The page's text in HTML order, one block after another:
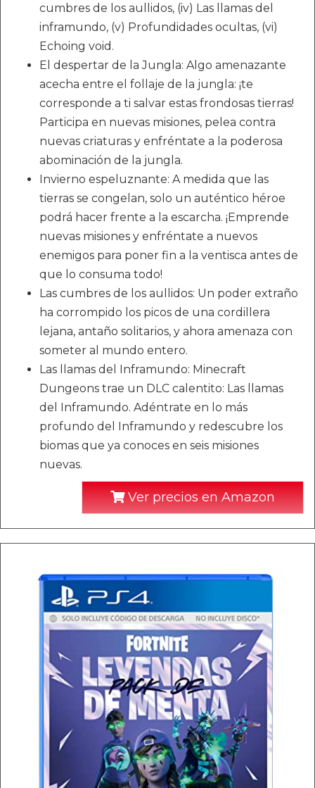
cumbres de los aullidos, (iv) Las llamas del
inframundo, (v) Profundidades ocultas, (vi)
Echoing void.
El despertar de la Jungla: Algo amenazante
acecha entre el follaje de la jungla: ¡te
corresponde a ti salvar estas frondosas tierras!
Participa en nuevas misiones, pelea contra
nuevas criaturas y enfréntate a la poderosa
abominación de la jungla.
Invierno espeluznante: A medida que las
tierras se congelan, solo un auténtico héroe
podrá hacer frente a la escarcha. ¡Emprende
nuevas misiones y enfréntate a nuevos
enemigos para poner fin a la ventisca antes de
que lo consuma todo!
Las cumbres de los aullidos: Un poder extraño
ha corrompido los picos de una cordillera
lejana, antaño solitarios, y ahora amenaza con
someter al mundo entero.
Las llamas del Inframundo: Minecraft
Dungeons trae un DLC calentito: Las llamas
del Inframundo. Adéntrate en lo más
profundo del Inframundo y redescubre los
biomas que ya conoces en seis misiones
nuevas.
Ver precios en Amazon